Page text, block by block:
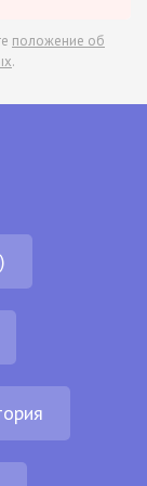
положение об
.